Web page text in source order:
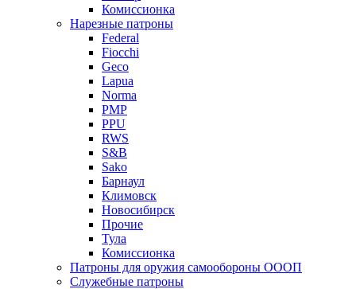
Комиссионка
Нарезные патроны
Federal
Fiocchi
Geco
Lapua
Norma
PMP
PPU
RWS
S&B
Sako
Барнаул
Климовск
Новосибирск
Прочие
Тула
Комиссионка
Патроны для оружия самообороны ОООП
Служебные патроны